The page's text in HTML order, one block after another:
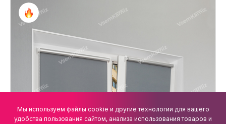
Мы используем файлы cookie и другие технологии для вашего
удобства пользования сайтом, анализа использования товаров и